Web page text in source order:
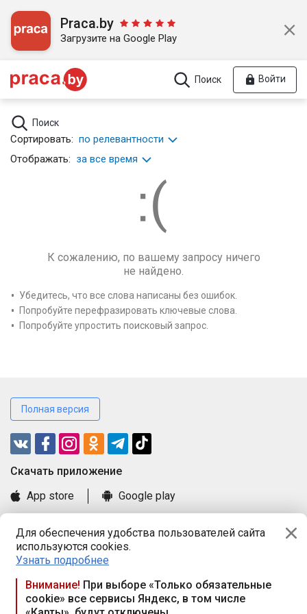
Для обеспечения удобства пользователей сайта
используются cookies.
Узнать подробнее
Внимание! При выборе «Только обязательные
cookie» все сервисы Яндекс, в том числе
Praca.by
Загрузите на Google Play
Поиск Войти
Поиск
Сортировать: по релевантности
Отображать: за все время
К сожалению, по вашему запросу ничего
не найдено.
Убедитесь, что все слова написаны без ошибок.
Попробуйте перефразировать ключевые слова.
Попробуйте упростить поисковый запрос.
Полная версия
Cкачать приложение
App store
Google play
Книга замечаний и предложений
Правила и документы
Praca.by © 2000—2026, ООО «ПРАЦА БАЙ»
Республика Беларусь, 220114, г. Минск, пр-т Независимости
117а, пом. № 9.